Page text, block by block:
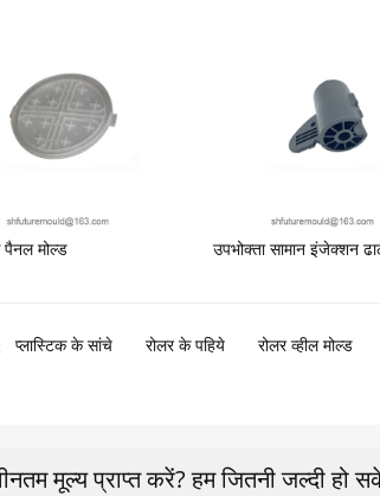
पैनल मोल्ड उपभोक्ता सामान इंजेक्शन
प्लास्टिक के सांचे रोलर के पहिये रोलर व्हील मोल्ड
मूल्य प्राप्त करें? हम जितनी जल्दी